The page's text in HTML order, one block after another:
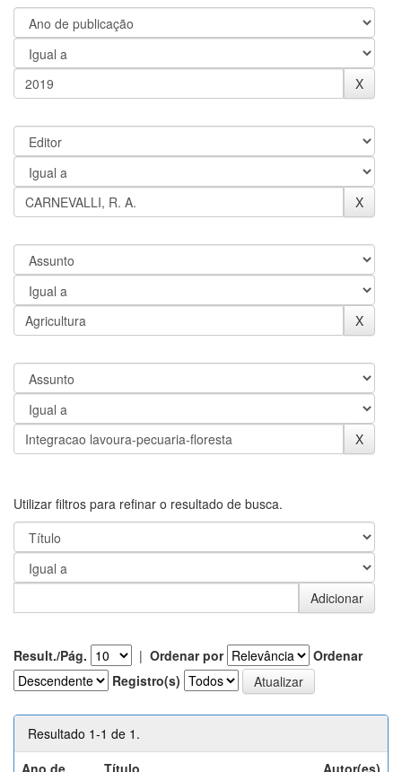
Utilizar filtros para refinar o resultado de busca.
Result./Pág. | Ordenar por
Ordenar
Registro(s)
Resultado 1-1 de 1.
Ano de
Título Autor(es)